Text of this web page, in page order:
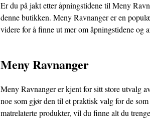
Er du på jakt etter åpningstidene til Meny
denne butikken. Meny Ravnanger er en
videre for å finne ut mer om åpningstidene og
Meny Ravnanger
Meny Ravnanger er kjent for sitt store utvalg
noe som gjør den til et praktisk valg for de
matrelaterte produkter, vil du finne alt du